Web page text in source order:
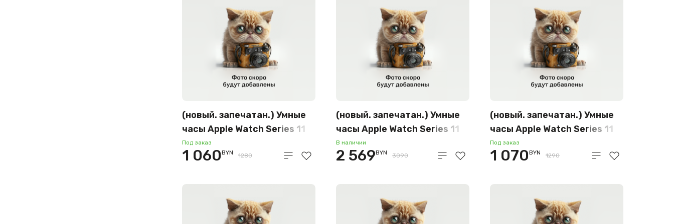
(новый. запечатан.) Умные
часы Apple Watch Series 11
42 мм (алюминиевый
корпус, розовое золото/
спортивный силиконовый
S/M) MEU04
Под заказ
1 060BYN 1280
(новый. запечатан.) Умные
часы Apple Watch Series 11
LTE 42 мм (титановый
корпус, природный/
петля) MF8P4
В наличии
2 569BYN 3090
(новый. запечатан.) Умные
часы Apple Watch Series 11
42 мм (алюминиевый
корпус, серебристый/
спортивный силиконовый
M/L) MEU74
Под заказ
1 070BYN 1290